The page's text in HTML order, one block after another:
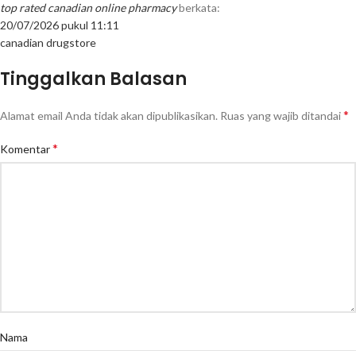
top rated canadian online pharmacyberkata:
20/07/2026 pukul 11:11
canadian drugstore
Tinggalkan Balasan
Alamat email Anda tidak akan dipublikasikan. Ruas yang wajib ditandai*
Komentar*
Nama